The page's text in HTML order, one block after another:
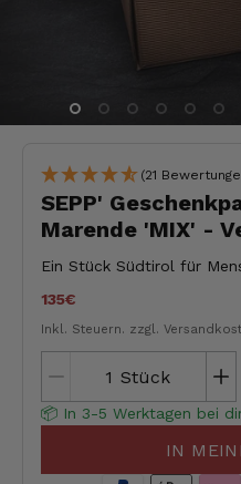
(21
SEPP'
Marende 'MIX' -
Ein Stück Südtirol für
135€
Inkl. Steuern. zzgl.
Stück
📦 In 3-5 Werktagen bei
IN